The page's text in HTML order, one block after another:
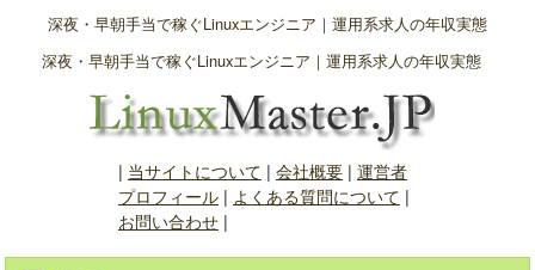
深夜・早朝手当で稼ぐLinuxエンジニア｜運用系求人の年収実態
深夜・早朝手当で稼ぐLinuxエンジニア｜運用系求人の年収実態
| 当サイトについて | 会社概要| 運営者
プロフィール| よくある質問について |
お問い合わせ|